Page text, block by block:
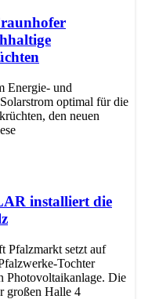
Energie- und
optimal für die
den neuen
installiert die
Pfalzmarkt setzt auf
Tochter
Photovoltaikanlage. Die
großen Halle 4